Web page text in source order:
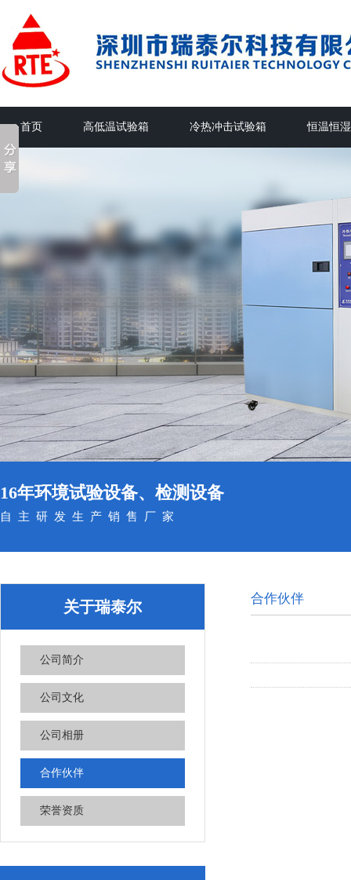
首页 高低温试验箱 冷热冲击试验箱 恒温恒
16年环境试验设备、检测设备
自主研发生产销售厂家
关于瑞泰尔
公司简介
公司文化
公司相册
合作伙伴
荣誉资质
合作伙伴